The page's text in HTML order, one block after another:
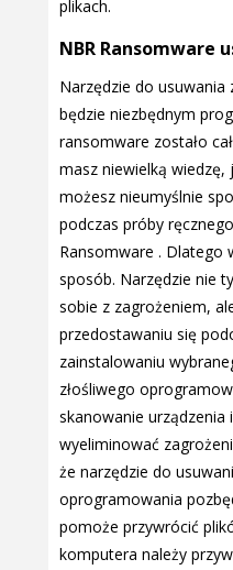
plikach.
NBR Ransomware
Narzędzie do
będzie niezbędnym
ransomware zostało
masz niewielką
możesz nieumyślnie
podczas próby
Ransomware . Dlatego
sposób. Narzędzie nie
sobie z zagrożeniem,
przedostawaniu się
zainstalowaniu
złośliwego
skanowanie
wyeliminować
że narzędzie do
oprogramowania
pomoże przywrócić
komputera należy